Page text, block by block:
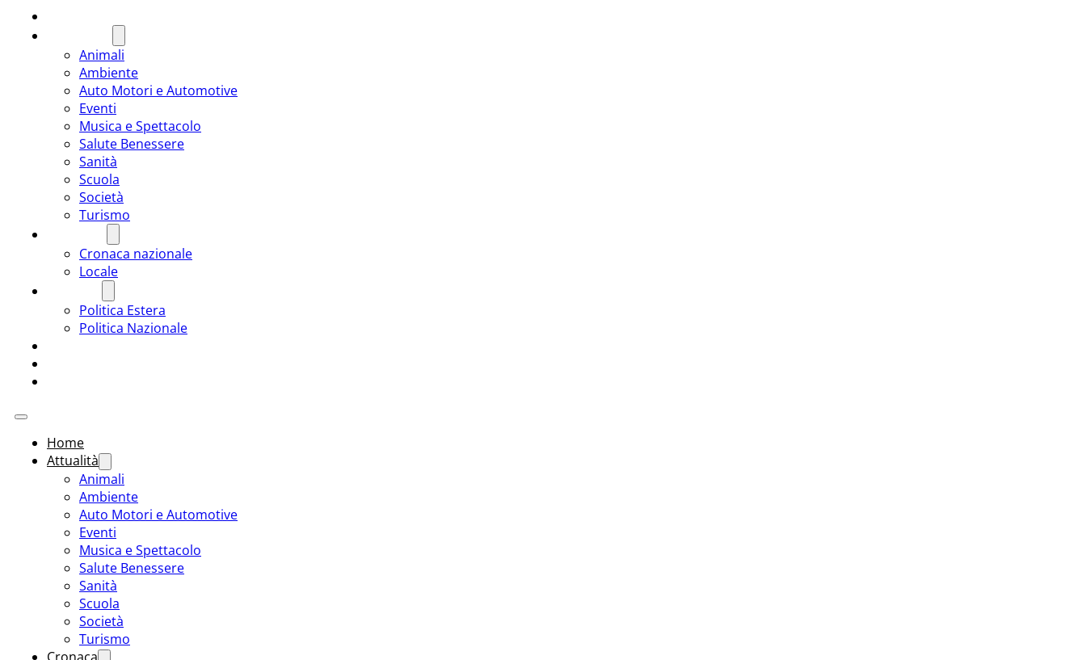
Animali
Ambiente
Auto Motori e Automotive
Eventi
Musica e Spettacolo
Salute Benessere
Sanità
Scuola
Società
Turismo
Cronaca nazionale
Locale
Politica Estera
Politica Nazionale
Home
Attualità
Animali
Ambiente
Auto Motori e Automotive
Eventi
Musica e Spettacolo
Salute Benessere
Sanità
Scuola
Società
Turismo
Cronaca